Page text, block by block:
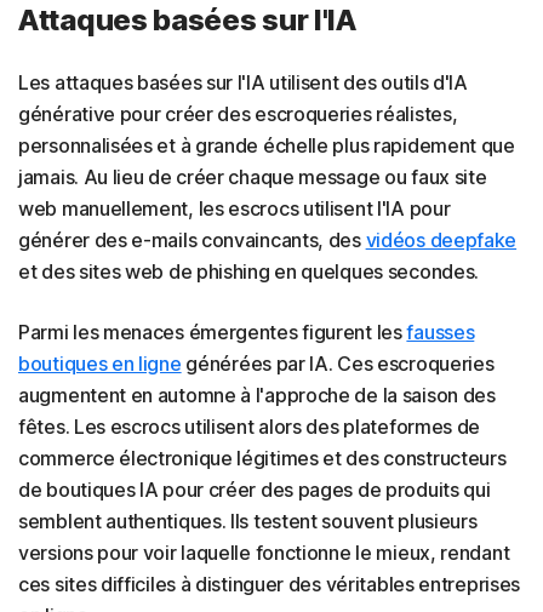
Attaques basées sur l'IA
Les attaques basées sur l'IA utilisent des outils d'IA
générative pour créer des escroqueries réalistes,
personnalisées et à grande échelle plus rapidement que
jamais. Au lieu de créer chaque message ou faux site
web manuellement, les escrocs utilisent l'IA pour
générer des e-mails convaincants, des vidéos deepfake
et des sites web de phishing en quelques secondes.
Parmi les menaces émergentes figurent lesfausses
boutiques en ligne générées par IA. Ces escroqueries
augmentent en automne à l'approche de la saison des
fêtes. Les escrocs utilisent alors des plateformes de
commerce électronique légitimes et des constructeurs
de boutiques IA pour créer des pages de produits qui
semblent authentiques. Ils testent souvent plusieurs
versions pour voir laquelle fonctionne le mieux, rendant
ces sites difficiles à distinguer des véritables entreprises